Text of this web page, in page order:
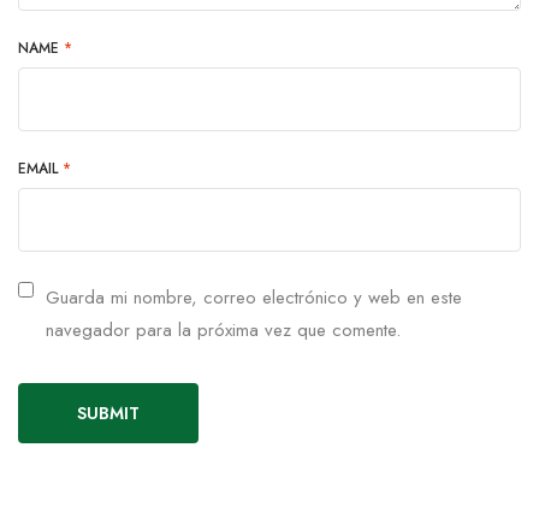
NAME *
EMAIL *
Guarda mi nombre, correo electrónico y web en este
navegador para la próxima vez que comente.